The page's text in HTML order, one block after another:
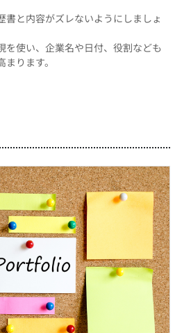
書と内容がズレないようにしましょ
を使い、企業名や日付、役割なども
ります。